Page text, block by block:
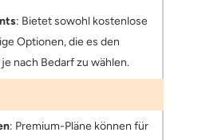
: Bietet sowohl kostenlose
Optionen, die es den
nach Bedarf zu wählen.
: Premium-Pläne können für